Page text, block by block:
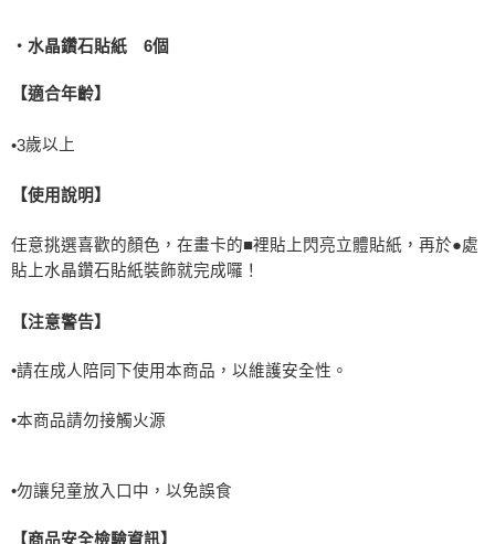
‧水晶鑽石貼紙 6個
【適合年齡】
•3歲以上
【使用說明】
任意挑選喜歡的顏色，在畫卡的■裡貼上閃亮立體貼紙，再於●處
貼上水晶鑽石貼紙裝飾就完成囉！
【注意警告】
•請在成人陪同下使用本商品，以維護安全性。
•本商品請勿接觸火源
•勿讓兒童放入口中，以免誤食
【商品安全檢驗資訊】